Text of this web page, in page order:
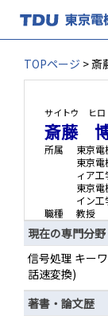
TOPページ >
サイトウ ヒロ
斎藤
所属
東京
東京
ィア
東京電
イン工
職種
教授
現在の専門分野
信号処理 キー
話速変換)
著書・論文歴